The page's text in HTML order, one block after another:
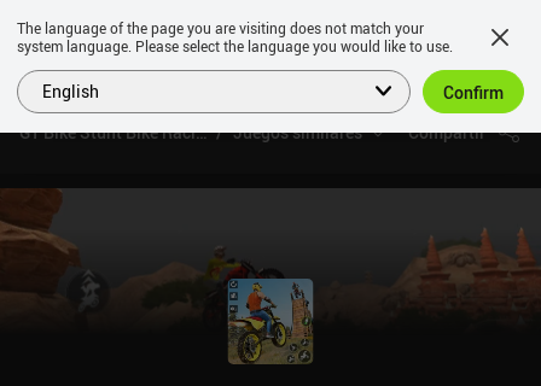
GT Bike Stunt Bike Racing GameJuegos similares Compartir
The language of the page you are visiting does not match your
system language. Please select the language you would like to use.
English Confirm